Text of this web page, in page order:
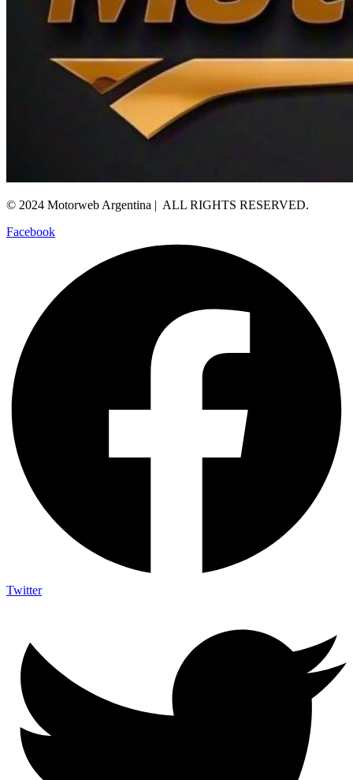
© 2024 Motorweb Argentina | ALL RIGHTS RESERVED.
Facebook
Twitter